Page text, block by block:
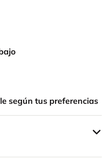
según tus preferencias